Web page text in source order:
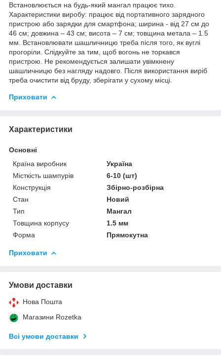
Встановлюється на будь-який мангал працює тихо.
Характеристики виробу: працює від портативного зарядного
пристрою або зарядки для смартфона; ширина - від 27 см до
46 см; довжина – 43 см; висота – 7 см; товщина метала – 1.5
мм. Встановлювати шашличницю треба після того, як вуглі
прогоріли. Слідкуйте за тим, щоб вогонь не торкався
пристрою. Не рекомендується залишати увімкнену
шашличницю без нагляду надовго. Після використання виріб
треба очистити від бруду, зберігати у сухому місці.
Приховати
Характеристики
Основні
Країна виробник
Україна
Місткість шампурів
6-10 (шт)
Конструкція
Збірно-розбірна
Стан
Новий
Тип
Мангал
Товщина корпусу
1.5 мм
Форма
Прямокутна
Приховати
Умови доставки
Нова Пошта
Магазини Rozetka
Всі умови доставки